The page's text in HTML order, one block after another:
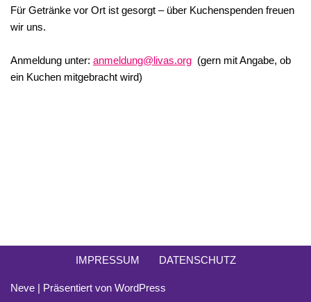
Für Getränke vor Ort ist gesorgt – über Kuchenspenden freuen
wir uns.
Anmeldung unter: anmeldung@livas.org (gern mit Angabe, ob
ein Kuchen mitgebracht wird)
IMPRESSUM DATENSCHUTZ
Neve | Präsentiert von WordPress